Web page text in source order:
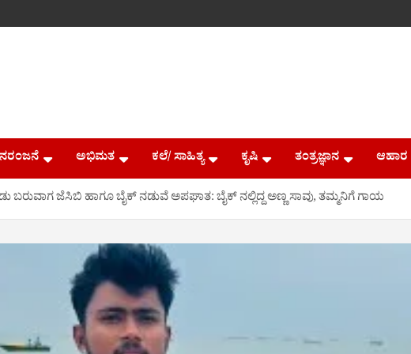
ಅಭಿಮತ ಕಲೆ/ ಸಾಹಿತ್ಯ ಕೃಷಿ ತಂತ್ರಜ್ಞಾನ ಆಹಾರ
ಜೆಸಿಬಿ ಹಾಗೂ ಬೈಕ್ ನಡುವೆ ಅಪಘಾತ: ಬೈಕ್ ನಲ್ಲಿದ್ದ ಅಣ್ಣ ಸಾವು, ತಮ್ಮನಿಗೆ ಗಾಯ